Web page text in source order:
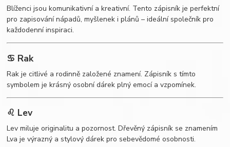
Blíženci jsou komunikativní a kreativní. Tento zápisník je perfektní
pro zapisování nápadů, myšlenek i plánů – ideální společník pro
každodenní inspiraci.
♋ Rak
Rak je citlivé a rodinně založené znamení. Zápisník s tímto
symbolem je krásný osobní dárek plný emocí a vzpomínek.
♌ Lev
Lev miluje originalitu a pozornost. Dřevěný zápisník se znamením
Lva je výrazný a stylový dárek pro sebevědomé osobnosti.